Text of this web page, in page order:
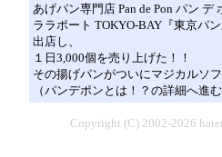
あげパン専門店 Pan de Pon パン デ
ララポート TOKYO-BAY『東京パ
出店し、
１日3,000個を売り上げた！！
その揚げパンがついにマジカルソ
（パンデポンとは！？の詳細へ進む
Copyright (C) 2002-2026